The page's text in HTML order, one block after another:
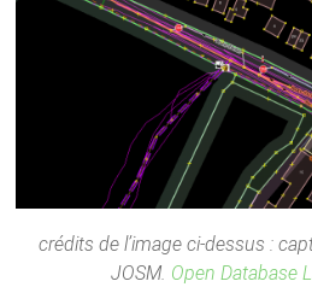
crédits de l’image ci-dessus :
JOSM. Open Database